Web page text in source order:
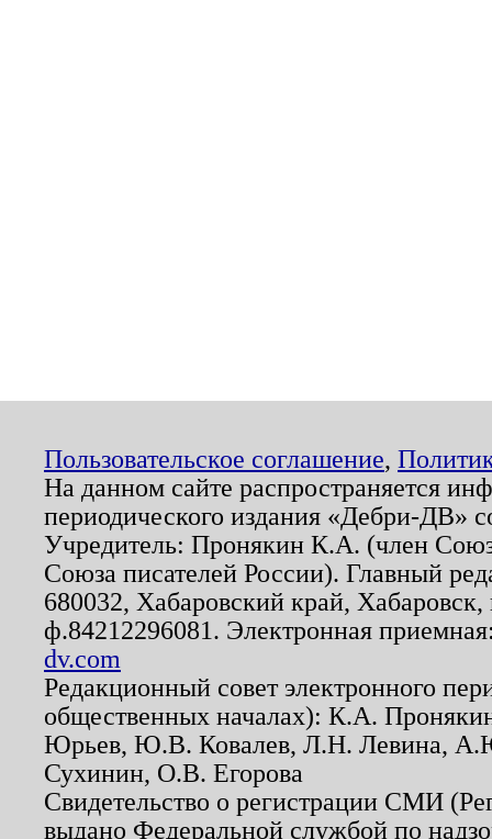
Пользовательское соглашение,
На данном сайте распространяется
периодического издания «Дебри-ДВ»
Учредитель: Пронякин К.А. (член
Союза писателей России). Главный
680032, Хабаровский край,
ф.84212296081. Электронная
dv.com
Редакционный совет электронного
общественных началах): К.А.
Юрьев, Ю.В. Ковалев, Л.Н. Левина,
Сухинин, О.В. Егорова
Свидетельство о регистрации СМИ
выдано Федеральной службой по